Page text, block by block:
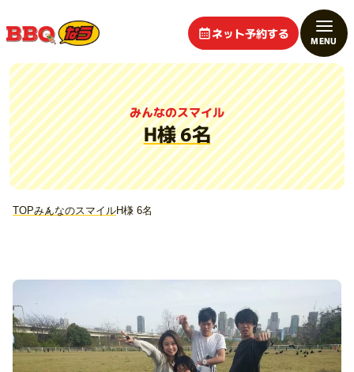
ネット予約する
みんなのスマイル
H様 6名
TOPみんなのスマイルH様 6名